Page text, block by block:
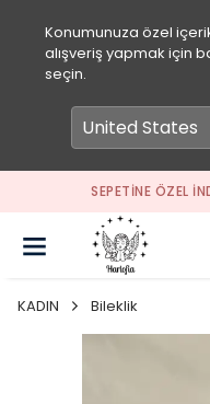
Konumunuza özel
alışveriş yapmak için
seçin.
SEPETİNE ÖZEL
KADIN Bileklik